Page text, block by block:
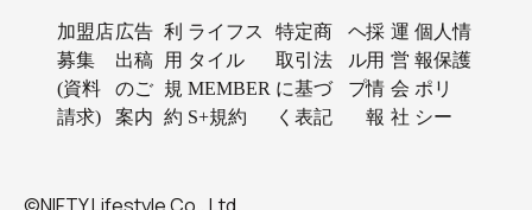
加盟店
募集
(資料
請求)
広告
出稿
のご
案内
利
用
規
約
ライフス
タイル
MEMBER
S+規約
特定商
取引法
に基づ
く表記
ヘ
ル
プ
採
用
情
報
運
営
会
社
個人情
報保護
ポリ
シー